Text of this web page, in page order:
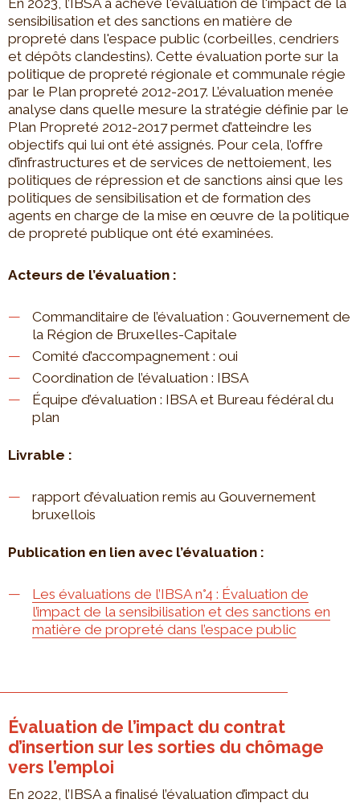
En 2023, l’IBSA a achevé l'évaluation de l'impact de la
sensibilisation et des sanctions en matière de
propreté dans l'espace public (corbeilles, cendriers
et dépôts clandestins). Cette évaluation porte sur la
politique de propreté régionale et communale régie
par le Plan propreté 2012-2017. L’évaluation menée
analyse dans quelle mesure la stratégie définie par le
Plan Propreté 2012-2017 permet d’atteindre les
objectifs qui lui ont été assignés. Pour cela, l’offre
d’infrastructures et de services de nettoiement, les
politiques de répression et de sanctions ainsi que les
politiques de sensibilisation et de formation des
agents en charge de la mise en œuvre de la politique
de propreté publique ont été examinées.
Acteurs de l’évaluation :
Commanditaire de l’évaluation : Gouvernement de
la Région de Bruxelles-Capitale
Comité d’accompagnement : oui
Coordination de l’évaluation : IBSA
Équipe d’évaluation : IBSA et Bureau fédéral du
plan
Livrable :
rapport d’évaluation remis au Gouvernement
bruxellois
Publication en lien avec l’évaluation :
Les évaluations de l’IBSA n°4 : Évaluation de
l’impact de la sensibilisation et des sanctions en
matière de propreté dans l’espace public
Évaluation de l’impact du contrat
d’insertion sur les sorties du chômage
vers l’emploi
En 2022, l’IBSA a finalisé l’évaluation d’impact du